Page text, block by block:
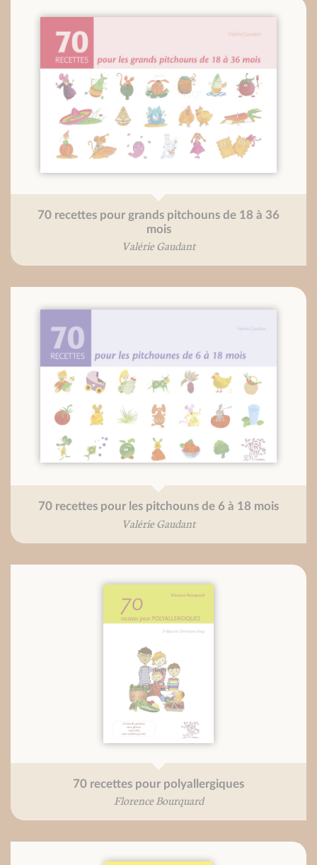
70 recettes pour grands pitchouns de 18 à 36
mois
Valérie Gaudant
70 recettes pour les pitchouns de 6 à 18 mois
Valérie Gaudant
70 recettes pour polyallergiques
Florence Bourquard